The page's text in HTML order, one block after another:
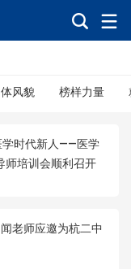
风貌 榜样力量
学时代新人——医学
师培训会顺利召开
老师应邀为杭二中